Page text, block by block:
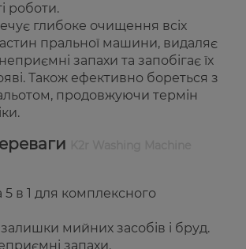
роботи.
глибоке очищення всіх
пральної машини, видаляє
запахи та запобігає їх
Також ефективно бореться з
продовжуючи термін
в 1 для комплексного
мийних засобів і бруд.
запахи.